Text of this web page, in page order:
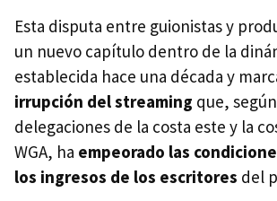
Esta disputa entre guionistas y
un nuevo capítulo dentro de la
establecida hace una década y
irrupción del streaming que,
delegaciones de la costa este y la
WGA, ha empeorado las
los ingresos de los escritores del